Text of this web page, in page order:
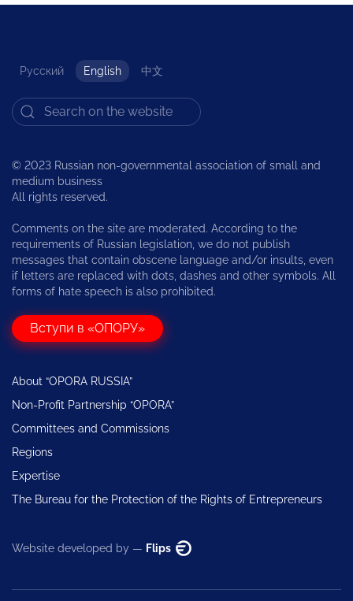
Русский English 中文
© 2023 Russian non-governmental association of small and
medium business
All rights reserved.
Comments on the site are moderated. According to the
requirements of Russian legislation, we do not publish
messages that contain obscene language and/or insults, even
if letters are replaced with dots, dashes and other symbols. All
forms of hate speech is also prohibited.
Вступи в «ОПОРУ»
About “OPORA RUSSIA”
Non-Profit Partnership “OPORA”
Committees and Commissions
Regions
Expertise
The Bureau for the Protection of the Rights of Entrepreneurs
Website developed by — Flips